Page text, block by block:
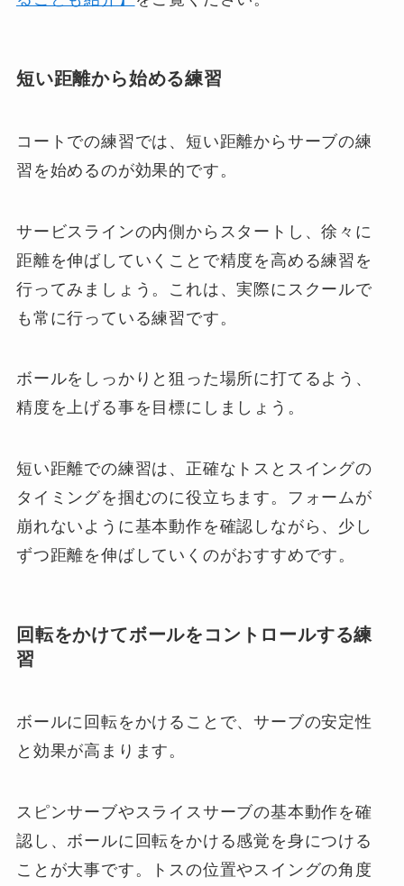
短い距離から始める練習
コートでの練習では、短い距離からサーブの練
習を始めるのが効果的です。
サービスラインの内側からスタートし、徐々に
距離を伸ばしていくことで精度を高める練習を
行ってみましょう。これは、実際にスクールで
も常に行っている練習です。
ボールをしっかりと狙った場所に打てるよう、
精度を上げる事を目標にしましょう。
短い距離での練習は、正確なトスとスイングの
タイミングを掴むのに役立ちます。フォームが
崩れないように基本動作を確認しながら、少し
ずつ距離を伸ばしていくのがおすすめです。
回転をかけてボールをコントロールする練
習
ボールに回転をかけることで、サーブの安定性
と効果が高まります。
スピンサーブやスライスサーブの基本動作を確
認し、ボールに回転をかける感覚を身につける
ことが大事です。トスの位置やスイングの角度